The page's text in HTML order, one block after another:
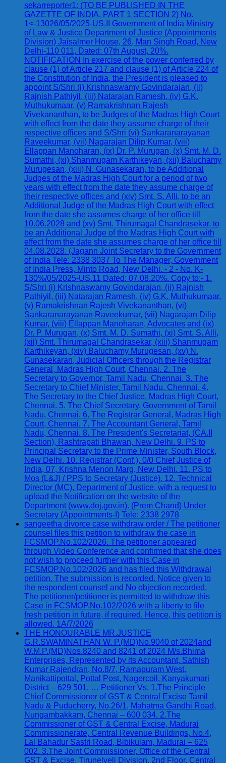
sekarreporter1: (TO BE PUBLISHED IN THE
GAZETTE OF INDIA, PART 1 SECTION 2) No.
1<-13026/05/2025-US.II Government of India Ministry
of Law & Justice Department of Justice (Appointments
Division) Jaisalmer House, 26, Man Singh Road, New
Delhi-110 011, Dated: 07th August, 20%.
NOTIFICATION In exercise of the power conferred by
clause (1) of Article 217 and clause (1) of Article 224 of
the Constitution of India, the President is pleased to
appoint S/Shri (i) Krishnaswamy Govindarajan, (ii)
Rajnish Pathiyil, (iii) Natarajan Ramesh, (iv) G.K.
Muthukumaar, (v) Ramakrishnan Rajesh
Vivekananthan, to be Judges of the Madras High Court
with effect from the date they assume charge of their
respective offices and S/Shri (vi) Sankaranarayanan
Raveekumar, (vii) Nagarajan Dilip Kumar, (viii)
Ellappan Manoharan, (ix) Dr. P. Murugan, (x) Smt. M. D.
Sumathi, (xi) Shanmugam Karthikeyan, (xii) Baluchamy
Murugesan, (xiii) N. Gunasekaran, to be Additional
Judges of the Madras High Court for a period of two
years with effect from the date they assume charge of
their respective offices and (xiv) Smt. S. Alli, to be an
Additional Judge of the Madras High Court with effect
from the date she assumes charge of her office till
10.06.2028 and (xv) Smt. Thirumagal Chandrasekar, to
be an Additional Judge of the Madras High Court with
effect from the date she assumes charge of her office till
04.08.2028. (Jagann Joint Secretary to the Government
of India Tele: 2338 3037 To The Manager, Government
of India Press, Minto Road, New Delhi. - 2 - No. K-
130%/05/2025-US.11 Dated: 07.08.20%. Copy to:- 1.
S/Shri (i) Krishnaswamy Govindarajan, (ii) Rajnish
Pathiyil, (iii) Natarajan Ramesh, (iv) G.K. Muthukumaar,
(v) Ramakrishnan Rajesh Vivekananthan, (vi)
Sankaranarayanan Raveekumar, (vii) Nagarajan Dilip
Kumar, (viii) Ellappan Manoharan, Advocates and (ix)
Dr. P. Murugan, (x) Smt. M. D. Sumathi, (xi) Smt. S. Alli,
(xii) Smt. Thirumagal Chandrasekar, (xiii) Shanmugam
Karthikeyan, (xiv) Baluchamy Murugesan, (xv) N.
Gunasekaran, Judicial Officers through the Registrar
General, Madras High Court, Chennai. 2. The
Secretary to Governor, Tamil Nadu, Chennai. 3. The
Secretary to Chief Minister, Tamil Nadu, Chennai. 4.
The Secretary to the Chief Justice, Madras High Court,
Chennai. 5. The Chief Secretary, Government of Tamil
Nadu, Chennai. 6. The Registrar General, Madras High
Court, Chennai. 7. The Accountant General, Tamil
Nadu, Chennai. 8. The President's Secretariat, (CA.II
Section), Rashtrapati Bhawan, New Delhi. 9. PS to
Principal Secretary to the Prime Minister, South Block,
New Delhi. 10. Registrar (Conf.), 0/0 Chief Justice of
India, 07, Krishna Menon Marg, New Delhi. 11. PS to
Mos (L&J) / PPS to Secretary (Justice). 12. Technical
Director (MC), Department of Justice, with a request to
upload the Notification on the website of the
Department (www.doj.gov.in). (Prem Chand) Under
Secretary (Appointments-I) Tele: 2338 2978
sangeetha divorce case withdraw order / The petitioner
counsel files this petition to withdraw the case in
FCSMOP.No.102/2026. The petitioner appeared
through Video Conference and confirmed that she does
not wish to proceed further with this Case in
FCSMOP.No.102/2026 and has filed this Withdrawal
petition. The submission is recorded. Notice given to
the respondent counsel and No objection recorded.
The petitioner/petitioner is permitted to withdraw this
Case in FCSMOP.No.102/2026 with a liberty to file
fresh petition in future, if required. Hence, this petition is
allowed. 1A/7/2026
THE HONOURABLE MR.JUSTICE
G.R.SWAMINATHAN W. P.(MD)No.9040 of 2024and
W.M.P.(MD)Nos.8240 and 8241 of 2024 M/s.Bhima
Enterprises, Represented by its Accountant, Sathish
Kumar Rajendran, No.8/7, Ramapuram West,
Manikattipottal, Pottal Post, Nagercoil, Kanyakumari
District – 629 501. … Petitioner Vs. 1.The Principle
Chief Commissioner of GST & Central Excise Tamil
Nadu & Puducherry, No.26/1, Mahatma Gandhi Road,
Nungambakkam, Chennai – 600 034. 2.The
Commissioner of GST & Central Excise, Madurai
Commissionerate, Central Revenue Buildings, No.4,
Lal Bahadur Sastri Road, Bibikulam, Madurai – 625
002. 3.The Joint Commissioner, Office of the Central
GST & Excise, Tirunelveli Division, 2nd Floor, Central